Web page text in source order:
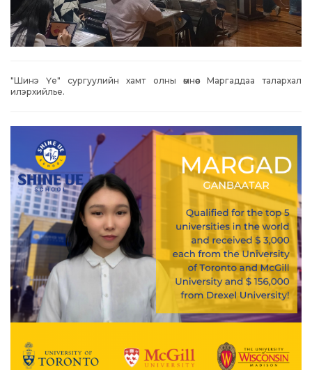
"Шинэ Үе" сургуулийн хамт олны өмнөөс Маргаддаа талархал
илэрхийлье.